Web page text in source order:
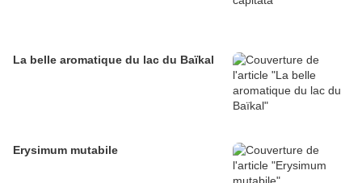
La belle aromatique du lac du Baïkal
Erysimum mutabile